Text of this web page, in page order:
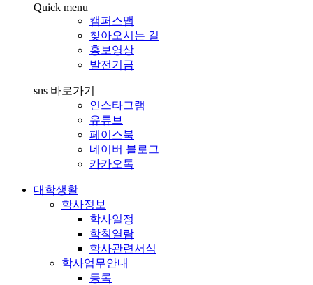
Quick menu
캠퍼스맵
찾아오시는 길
홍보영상
발전기금
sns 바로가기
인스타그램
유튜브
페이스북
네이버 블로그
카카오톡
대학생활
학사정보
학사일정
학칙열람
학사관련서식
학사업무안내
등록